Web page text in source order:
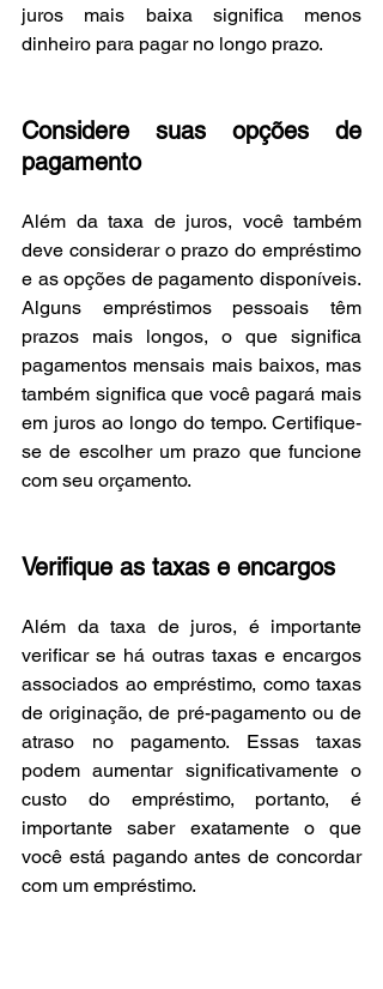
juros mais baixa significa menos
dinheiro para pagar no longo prazo.
Considere suas opções de
pagamento
Além da taxa de juros, você também
deve considerar o prazo do empréstimo
e as opções de pagamento disponíveis.
Alguns empréstimos pessoais têm
prazos mais longos, o que significa
pagamentos mensais mais baixos, mas
também significa que você pagará mais
em juros ao longo do tempo. Certifique-
se de escolher um prazo que funcione
com seu orçamento.
Verifique as taxas e encargos
Além da taxa de juros, é importante
verificar se há outras taxas e encargos
associados ao empréstimo, como taxas
de originação, de pré-pagamento ou de
atraso no pagamento. Essas taxas
podem aumentar significativamente o
custo do empréstimo, portanto, é
importante saber exatamente o que
você está pagando antes de concordar
com um empréstimo.